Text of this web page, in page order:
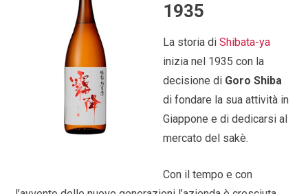
1935
La storia diShibata-ya
inizia nel 1935 con la
decisione di Goro Shiba
di fondare la sua attività in
Giappone e di dedicarsi al
mercato del sakè.
Con il tempo e con